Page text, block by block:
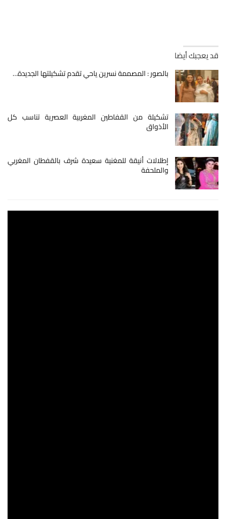
قد يعجبك أيضا
بالصور : المصممة نسرين ياحي تقدم تشكيلتها الجديدة…
تشكيلة من القفاطين المغربية العصرية تناسب كل
الأذواق
إطلالات أنيقة للمغنية سعيدة شرف بالقفطان المغربي
والملحفة